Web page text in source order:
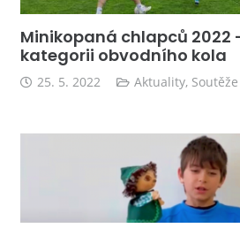
Minikopaná chlapců 2022
kategorii obvodního kola
25. 5. 2022 Aktuality,